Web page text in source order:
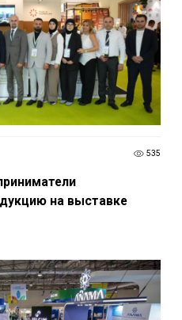
535
на выставке